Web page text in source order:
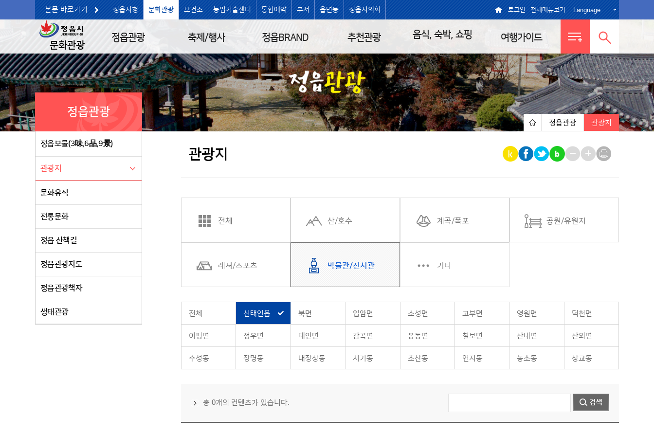
본문 바로가기 정읍시청 문화관광 보건소 농업기술센터 통합예약 부서 읍면동 정읍시의회 로그인 전체메뉴보기 Language
문화관광
정읍관광 축제/행사 정읍BRAND 추천관광 음식, 숙박, 쇼핑 여행가이드
전체메뉴
보기
통합검색
열기
정읍관광
정읍보물(3味,6品,9景)
관광지
문화유적
전통문화
정읍 산책길
정읍관광지도
정읍관광책자
생태관광
정읍관광 관광지
관광지
전체 산/호수 계곡/폭포 공원/유원지
레져/스포츠 박물관/전시관 기타
전체 신태인읍 북면 입암면 소성면 고부면 영원면 덕천면
이평면 정우면 태인면 감곡면 옹동면 칠보면 산내면 산외면
수성동 장명동 내장상동 시기동 초산동 연지동 농소동 상교동
총 0개의 컨텐츠가 있습니다.